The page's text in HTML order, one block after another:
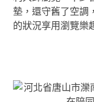
墊，還守舊了空調
的狀況享用瀏覽樂